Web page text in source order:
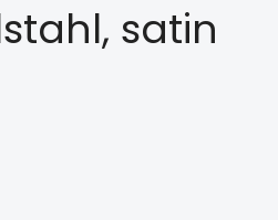
satin